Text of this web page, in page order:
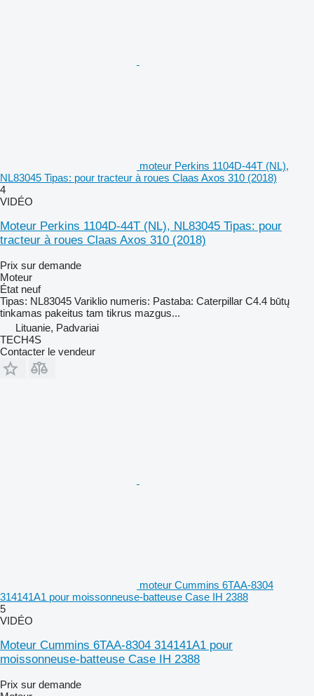
moteur Perkins 1104D-44T (NL),
NL83045 Tipas: pour tracteur à roues Claas Axos 310 (2018)
4
VIDÉO
Moteur Perkins 1104D-44T (NL), NL83045 Tipas: pour
tracteur à roues Claas Axos 310 (2018)
Prix sur demande
Moteur
État neuf
Tipas: NL83045 Variklio numeris: Pastaba: Caterpillar C4.4 būtų
tinkamas pakeitus tam tikrus mazgus...
Lituanie, Padvariai
TECH4S
Contacter le vendeur
moteur Cummins 6TAA-8304
314141A1 pour moissonneuse-batteuse Case IH 2388
5
VIDÉO
Moteur Cummins 6TAA-8304 314141A1 pour
moissonneuse-batteuse Case IH 2388
Prix sur demande